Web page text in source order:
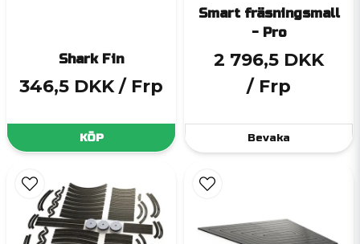
Shark Fin
346,5 DKK / Frp
KÖP
Smart fräsningsmall
- Pro
2 796,5 DKK
/ Frp
Bevaka